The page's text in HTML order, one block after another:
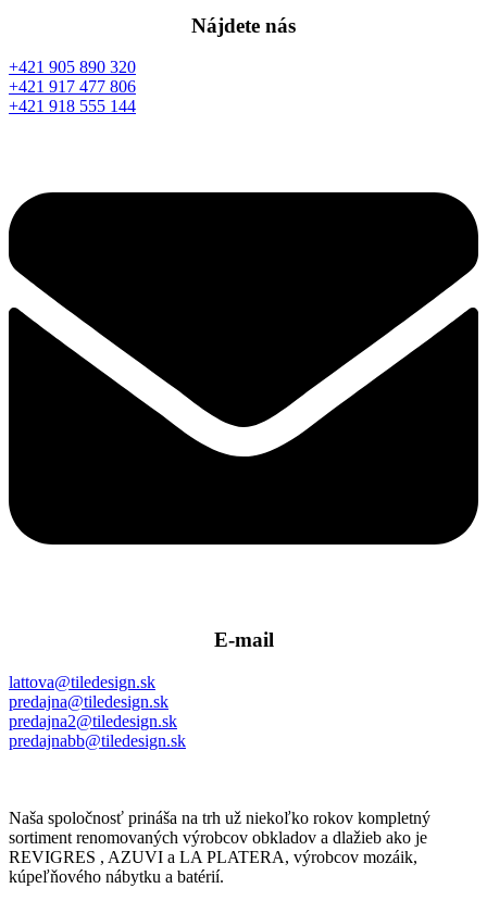
Nájdete nás
+421 905 890 320
+421 917 477 806
+421 918 555 144
E-mail
lattova@tiledesign.sk
predajna@tiledesign.sk
predajna2@tiledesign.sk
predajnabb@tiledesign.sk
Naša spoločnosť prináša na trh už niekoľko rokov kompletný
sortiment renomovaných výrobcov obkladov a dlažieb ako je
REVIGRES , AZUVI a LA PLATERA, výrobcov mozáik,
kúpeľňového nábytku a batérií.